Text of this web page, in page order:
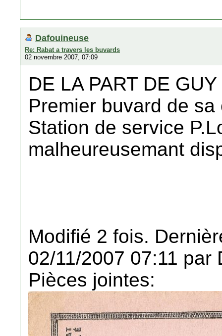
Dafouineuse
Re: Rabat a travers les buvards
02 novembre 2007, 07:09
DE LA PART DE
Premier buvard de
Station de service
malheureusemant
Modifié 2 fois.
02/11/2007 07:11 par
Pièces jointes: